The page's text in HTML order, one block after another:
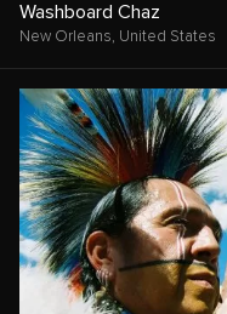
Washboard Chaz
New Orleans, United States